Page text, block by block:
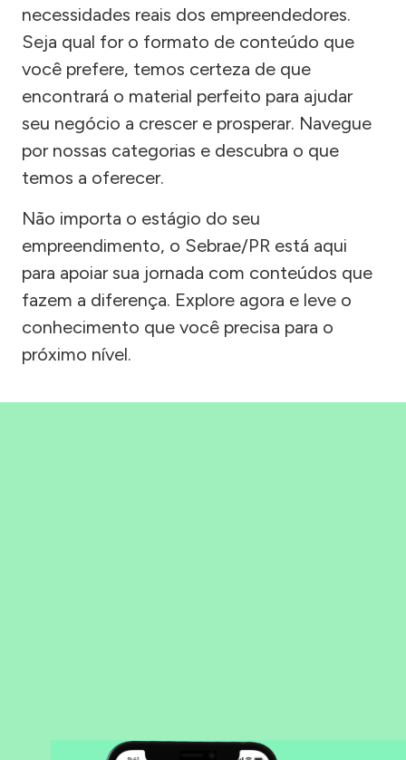
necessidades reais dos empreendedores.
Seja qual for o formato de conteúdo que
você prefere, temos certeza de que
encontrará o material perfeito para ajudar
seu negócio a crescer e prosperar. Navegue
por nossas categorias e descubra o que
temos a oferecer.
Não importa o estágio do seu
empreendimento, o Sebrae/PR está aqui
para apoiar sua jornada com conteúdos que
fazem a diferença. Explore agora e leve o
conhecimento que você precisa para o
próximo nível.